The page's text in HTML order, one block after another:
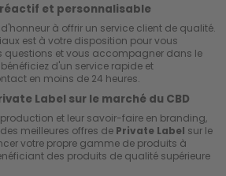
réactif et personnalisable
à offrir un service client de qualité.
est à votre disposition pour vous
questions et vous accompagner dans le
d'un service rapide et
en moins de 24 heures.
Label sur le marché du CBD
et leur savoir-faire en branding,
meilleures offres de Private Label sur le
votre propre gamme de produits à
des produits de qualité supérieure